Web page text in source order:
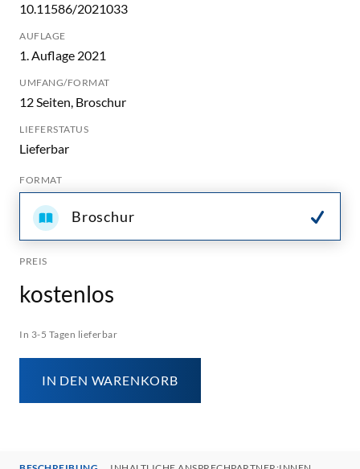
10.11586/2021033
AUFLAGE
1. Auflage 2021
UMFANG/FORMAT
12 Seiten, Broschur
LIEFERSTATUS
Lieferbar
FORMAT
Broschur
PREIS
kostenlos
In 3-5 Tagen lieferbar
IN DEN WARENKORB